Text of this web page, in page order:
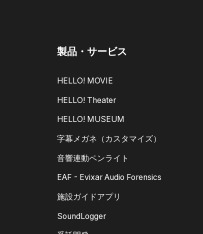
製品・サービス
HELLO! MOVIE
HELLO! Theater
HELLO! MUSEUM
字幕メガネ（カスタマイズ）
音響連動ペンライト
EAF - Evixar Audio Forensics
施設ガイドアプリ
SoundLogger